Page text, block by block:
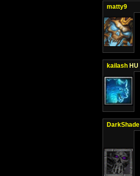
matty9
kailash HU
DarkShade